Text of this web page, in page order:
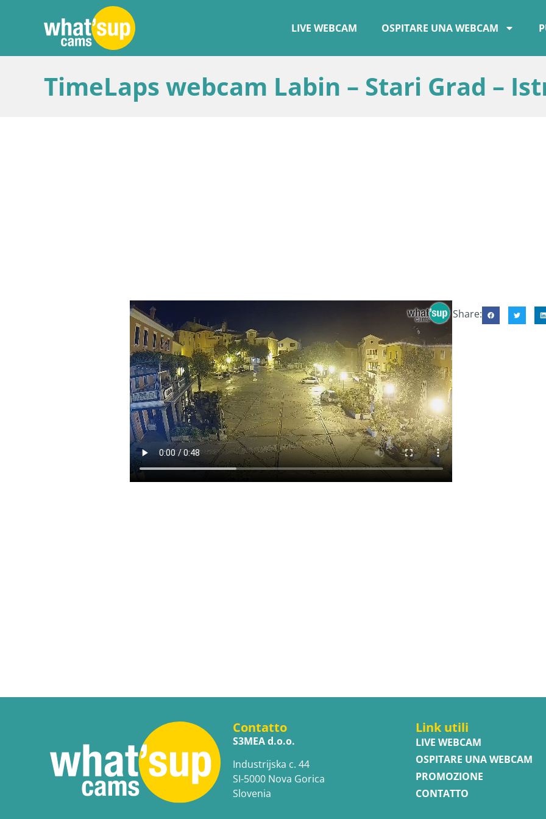
LIVE WEBCAM OSPITARE UNA WEBCAM
TimeLaps webcam Labin – Stari Grad –
Share:
Contatto
S3MEA d.o.o.
Industrijska c. 44
SI-5000 Nova Gorica
Slovenia
Link utili
LIVE WEBCAM
OSPITARE UNA WEBCAM
PROMOZIONE
CONTATTO